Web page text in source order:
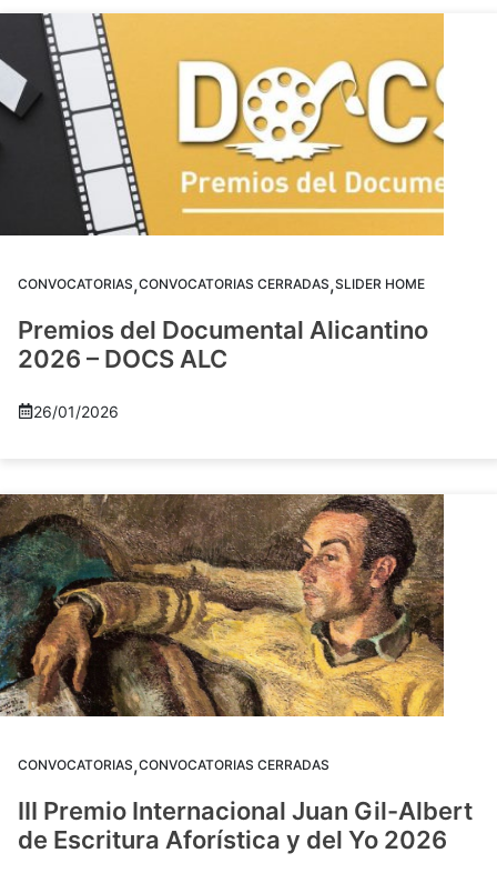
CONVOCATORIAS,CONVOCATORIAS CERRADAS,SLIDER HOME
Premios del Documental Alicantino
2026 – DOCS ALC
26/01/2026
CONVOCATORIAS,CONVOCATORIAS CERRADAS
III Premio Internacional Juan Gil-Albert
de Escritura Aforística y del Yo 2026